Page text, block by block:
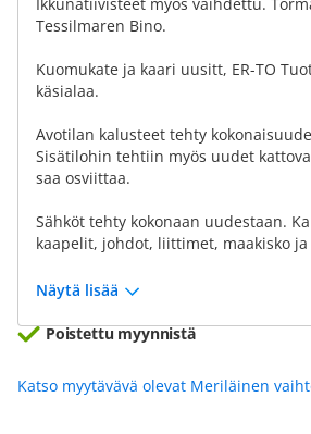
Tessilmaren Bino.
Kuomukate ja kaari uusitt, ER-TO
käsialaa.
Avotilan kalusteet tehty
Sisätilohin tehtiin myös uudet
saa osviittaa.
Sähköt tehty kokonaan uudestaan.
kaapelit, johdot, liittimet, maakisko
Näytä lisää
Poistettu myynnistä
Katso myytävävä olevat Meriläinen